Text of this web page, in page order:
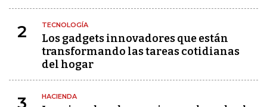
2 TECNOLOGÍA
Los gadgets innovadores que están
transformando las tareas cotidianas
del hogar
3 HACIENDA